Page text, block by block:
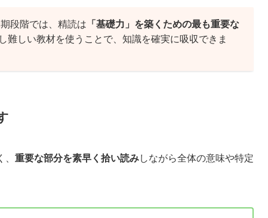
段階では、精読は 「基礎力」を築くための最も重要な
難しい教材を使うことで、知識を確実に吸収できま
重要な部分を素早く拾い読みしながら全体の意味や特定